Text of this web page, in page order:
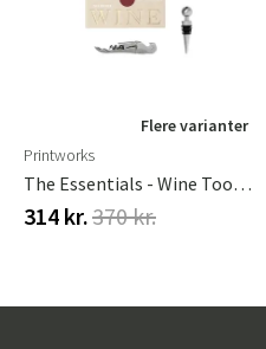
Flere varianter
Printworks
The Essentials - Wine Tools Beige
314 kr.370 kr.